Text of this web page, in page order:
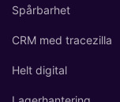
Spårbarhet
CRM med tracezilla
Helt digital